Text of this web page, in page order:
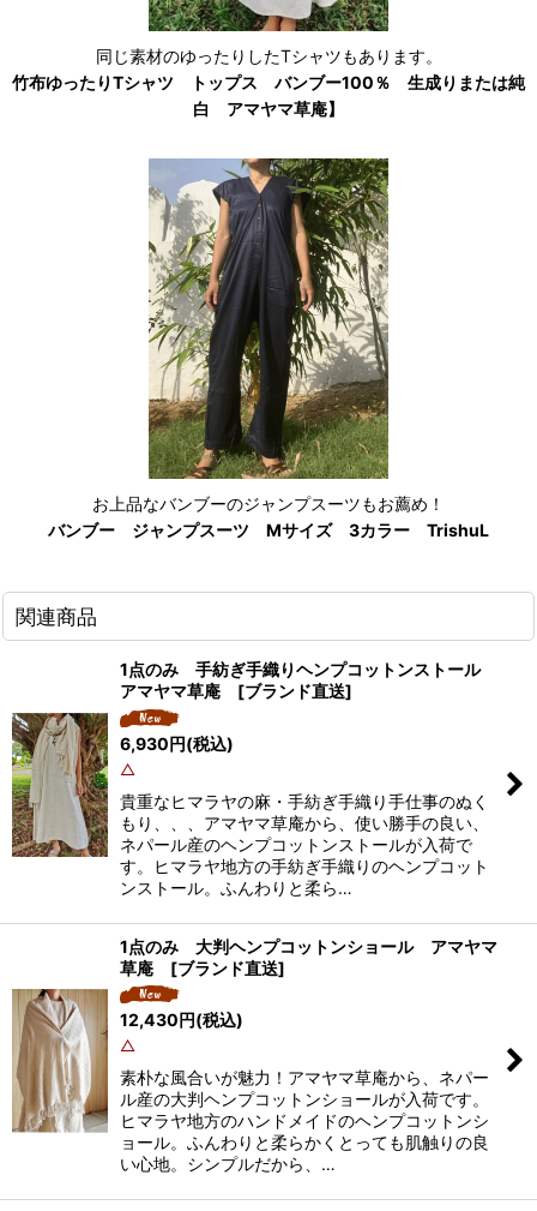
同じ素材のゆったりしたTシャツもあります。
竹布ゆったりTシャツ トップス バンブー100％ 生成りまたは純
白 アマヤマ草庵】
お上品なバンブーのジャンプスーツもお薦め！
バンブー ジャンプスーツ Mサイズ 3カラー TrishuL
関連商品
1点のみ 手紡ぎ手織りヘンプコットンストール
アマヤマ草庵 [ブランド直送]
6,930円(税込)
△
貴重なヒマラヤの麻・手紡ぎ手織り手仕事のぬく
もり、、、アマヤマ草庵から、使い勝手の良い、
ネパール産のヘンプコットンストールが入荷で
す。ヒマラヤ地方の手紡ぎ手織りのヘンプコット
ンストール。ふんわりと柔ら…
1点のみ 大判ヘンプコットンショール アマヤマ
草庵 [ブランド直送]
12,430円(税込)
△
素朴な風合いが魅力！アマヤマ草庵から、ネパー
ル産の大判ヘンプコットンショールが入荷です。
ヒマラヤ地方のハンドメイドのヘンプコットンシ
ョール。ふんわりと柔らかくとっても肌触りの良
い心地。シンプルだから、…